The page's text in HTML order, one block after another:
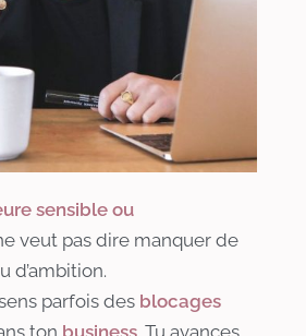
sensible ou
veut pas dire manquer de
d’ambition.
parfois des blocages
ton business. Tu avances